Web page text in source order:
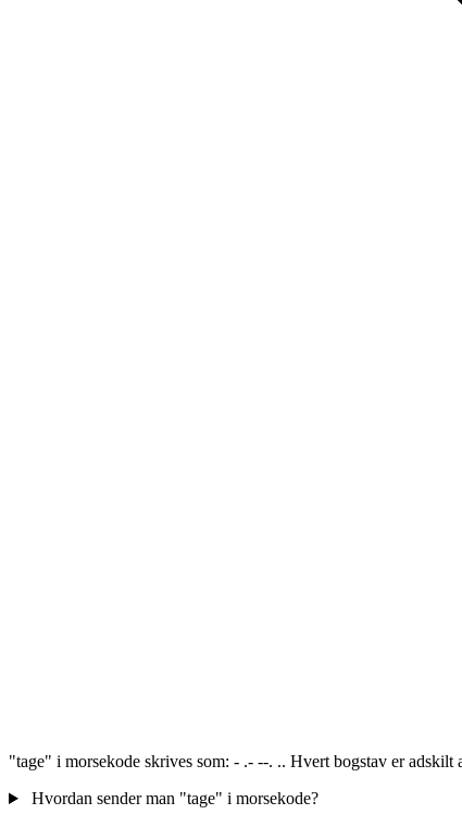
"tage" i morsekode skrives som: - .- --. .. Hvert bogstav er
Hvordan sender man "tage" i morsekode?